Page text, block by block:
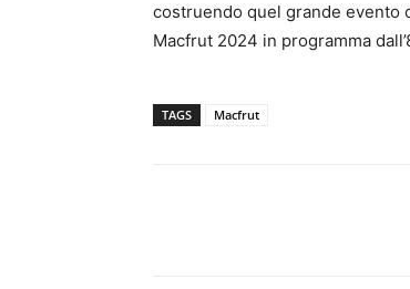
costruendo quel grande evento
Macfrut 2024 in programma
TAGS Macfrut